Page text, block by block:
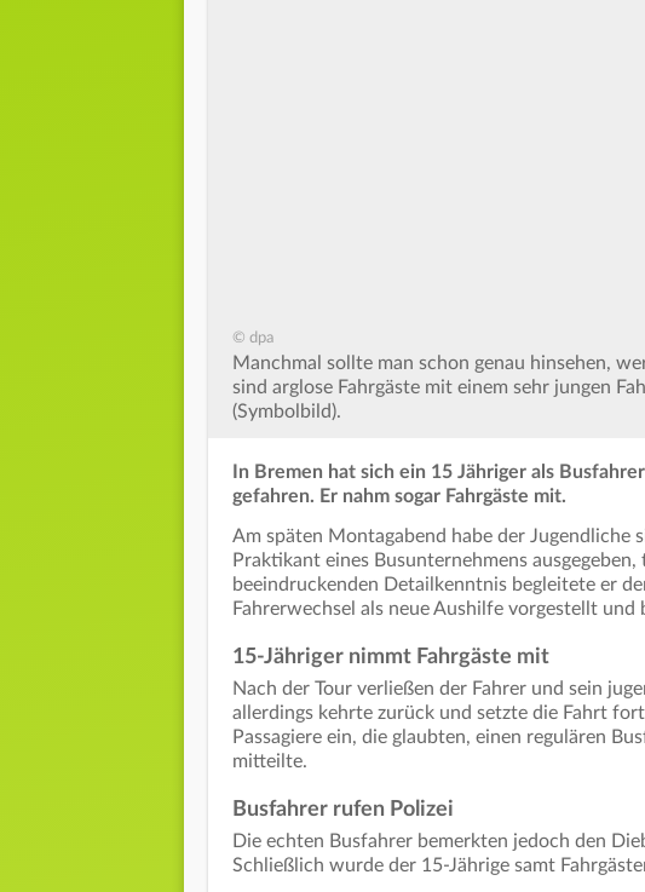
© dpa
Manchmal sollte man schon genau hinsehen,
sind arglose Fahrgäste mit einem sehr jungen
(Symbolbild).
In Bremen hat sich ein 15 Jähriger als
gefahren. Er nahm sogar Fahrgäste mit.
Am späten Montagabend habe der Jugendliche
Praktikant eines Busunternehmens
beeindruckenden Detailkenntnis begleitete er
Fahrerwechsel als neue Aushilfe vorgestellt und
15-Jähriger nimmt Fahrgäste mit
Nach der Tour verließen der Fahrer und sein
allerdings kehrte zurück und setzte die Fahrt
Passagiere ein, die glaubten, einen regulären
mitteilte.
Busfahrer rufen Polizei
Die echten Busfahrer bemerkten jedoch den
Schließlich wurde der 15-Jährige samt